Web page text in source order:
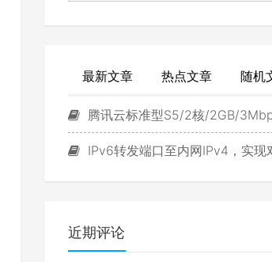
最新文章 热点文章 随机
腾讯云标准型S5/2核/2GB/3Mbps服务
IPv6转发端口至内网IPv4，实现对navidrome直
近期评论